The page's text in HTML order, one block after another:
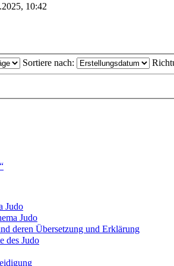
10:42
Sortiere nach:
Judo
Judo
deren Übersetzung und Erklärung
des Judo